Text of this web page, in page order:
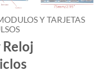
Y TARJETAS